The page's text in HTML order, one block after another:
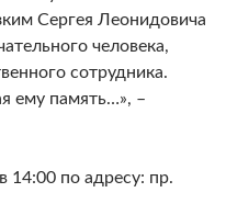
Сергея Леонидовича
человека,
сотрудника.
ему память…», –
14:00 по адресу: пр.